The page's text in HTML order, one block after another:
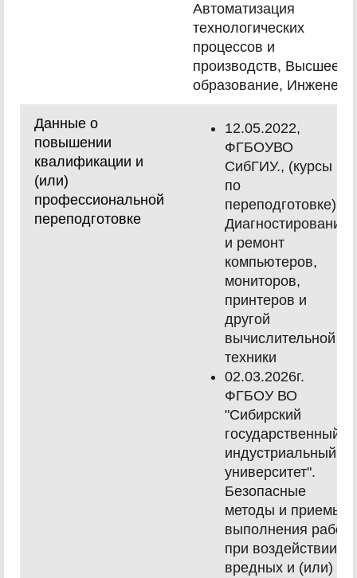
Автоматизация
технологических
процессов и
производств, Высшее
образование, Инженер.
Данные о
повышении
квалификации и
(или)
профессиональной
переподготовке
12.05.2022,
ФГБОУВО
СибГИУ., (курсы
по
переподготовке),
Диагностирование
и ремонт
компьютеров,
мониторов,
принтеров и
другой
вычислительной
техники
02.03.2026г.
ФГБОУ ВО
"Сибирский
государственный
индустриальный
университет".
Безопасные
методы и приемы
выполнения работ
при воздействии
вредных и (или)